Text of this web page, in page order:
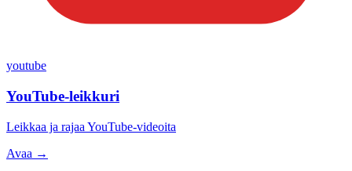
youtube
YouTube-leikkuri
Leikkaa ja rajaa YouTube-videoita
Avaa →